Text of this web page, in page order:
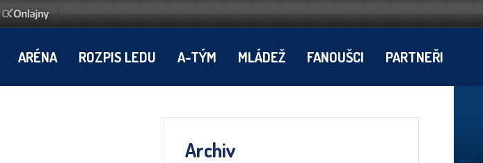
ARÉNA ROZPIS LEDU A-TÝM MLÁDEŽ FANOUŠCI PARTNEŘI
Archiv